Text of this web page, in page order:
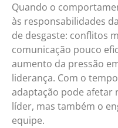
Quando o
às responsabilidades
de desgaste: conflitos
comunicação pouco
aumento da pressão
liderança. Com o
adaptação pode afetar
líder, mas também o
equipe.